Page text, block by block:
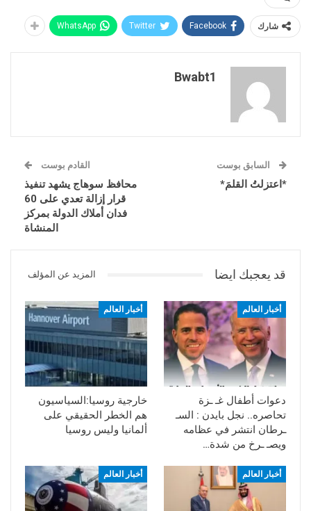
شارك Facebook
Twitter
WhatsApp
Bwabt1
السابق بوست
*اعتزلتُ القلمَ*
القادم بوست
محافظ سوهاج يشهد تنفيذ
قرار إزالة تعدي على 60
فدان أملاك الدولة بمركز
المنشاة
قد يعجبك ايضا المزيد عن المؤلف
أخبار العالم
دعوات أطفال غـ ـزة
تحاصره.. نجل بايدن : السـ
ـرطان انتشر في عظامه
ويصـ ـرخ من شدة…
أخبار العالم
خارجية روسيا:السياسيون
هم الخطر الحقيقي على
ألمانيا وليس روسيا
أخبار العالم أخبار العالم